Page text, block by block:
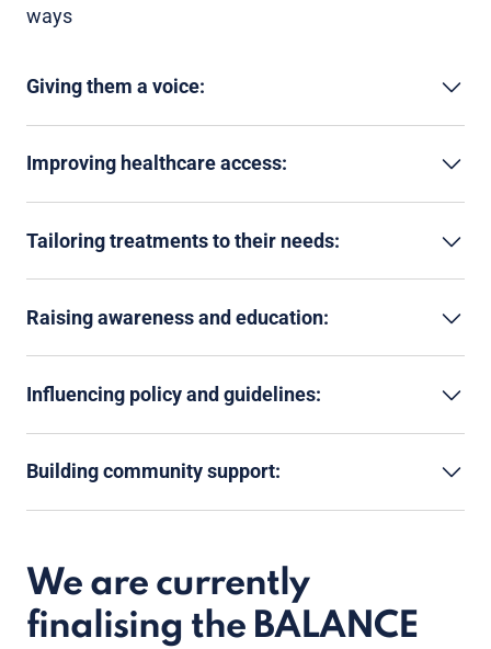
ways
Giving them a voice:
Improving healthcare access:
Tailoring treatments to their needs:
Raising awareness and education:
Influencing policy and guidelines:
Building community support:
We are currently
finalising the BALANCE